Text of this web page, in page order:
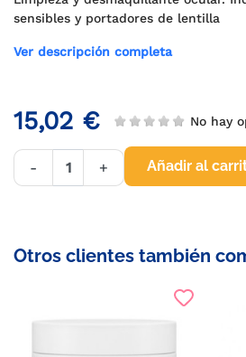
sensibles y portadores de lentilla
Ver descripción completa
15,02 € No hay
- + Añadir al
Otros clientes también